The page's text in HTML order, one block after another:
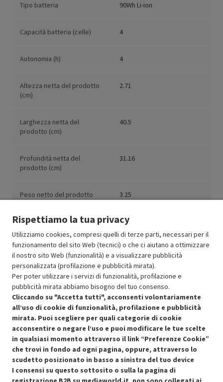
Tipo batteria 90Wh Li-ion
Capacità batteria (celle) 4
Autonomia (h) 4
Altezza netta del prodotto
(cm)
2.71
Larghezza netta del
prodotto (cm)
40.5
Profondità netta del
prodotto (cm)
31.16
Peso netto del prodotto
3.25
Resi e garanzie
Stato prodotti
Condizioni generali di vendita Recedere dal contratto qui
Rispettiamo la tua privacy
Utilizziamo cookies, compresi quelli di terze parti, necessari per il
funzionamento del sito Web (tecnici) o che ci aiutano a ottimizzare
il nostro sito Web (funzionalità) e a visualizzare pubblicità
personalizzata (profilazione e pubblicità mirata).
Per poter utilizzare i servizi di funzionalità, profilazione e
pubblicità mirata abbiamo bisogno del tuo consenso.
Cliccando su "Accetta tutti", acconsenti volontariamente
all’uso di cookie di funzionalità, profilazione e pubblicità
mirata. Puoi scegliere per quali categorie di cookie
acconsentire o negare l’uso e puoi modificare le tue scelte
in qualsiasi momento attraverso il link “Preferenze Cookie”
che trovi in fondo ad ogni pagina, oppure, attraverso lo
scudetto posizionato in basso a sinistra del tuo device
I consensi su questo sottosito o sulla la pagina di